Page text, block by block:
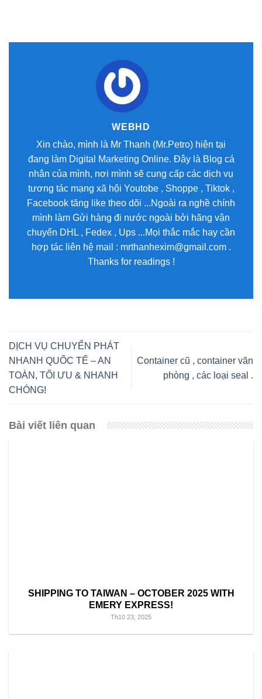
WEBHD
Xin chào, mình là Mr Thanh (Mr.Petro) hiện tại
đang làm Digital Marketing Online. Đây là Blog cá
nhân của mình, nơi mình sẽ cung cấp các dịch vụ
tương tác mạng xã hội Youtobe , Shoppe , Tiktok ,
Facebook tăng like theo dõi ...Ngoài ra nghề chính
mình làm Gửi hàng đi nước ngoài bởi hãng vận
chuyển DHL , Fedex , Ups ...Mọi thắc mắc hay cần
hợp tác liên hệ mail : mrthanhexim@gmail.com .
Thanks for readings !
DỊCH VỤ CHUYỂN PHÁT
NHANH QUỐC TẾ – AN
TOÀN, TỐI ƯU & NHANH
CHÓNG!
Container cũ , container văn
phòng , các loại seal .
Bài viết liên quan
SHIPPING TO TAIWAN – OCTOBER 2025 WITH
EMERY EXPRESS!
Th10 23, 2025